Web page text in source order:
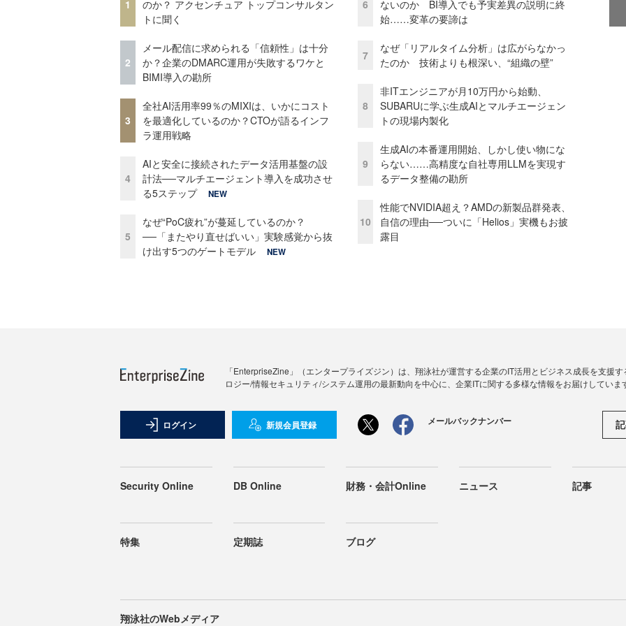
1
のか？ アクセンチュア トップコンサルタン
トに聞く
2
メール配信に求められる「信頼性」は十分
か？企業のDMARC運用が失敗するワケと
BIMI導入の勘所
3
全社AI活用率99％のMIXIは、いかにコスト
を最適化しているのか？CTOが語るインフ
ラ運用戦略
4
AIと安全に接続されたデータ活用基盤の設
計法──マルチエージェント導入を成功させ
る5ステップ
NEW
5
なぜ“PoC疲れ”が蔓延しているのか？
──「またやり直せばいい」実験感覚から抜
け出す5つのゲートモデル
NEW
6
ないのか BI導入でも予実差異の説明に終
始……変革の要諦は
7
なぜ「リアルタイム分析」は広がらなかっ
たのか 技術よりも根深い、“組織の壁”
8
非ITエンジニアが月10万円から始動、
SUBARUに学ぶ生成AIとマルチエージェン
トの現場内製化
9
生成AIの本番運用開始、しかし使い物にな
らない……高精度な自社専用LLMを実現す
るデータ整備の勘所
10
性能でNVIDIA超え？AMDの新製品群発表、
自信の理由──ついに「Helios」実機もお披
露目
「EnterpriseZine」（エンタープライズジン）は、翔泳社が運営する企業のIT活用とビジネス成長を支援
ロジー/情報セキュリティ/システム運用の最新動向を中心に、企業ITに関する多様な情報をお届けしていま
ログイン 新規会員登録 メールバックナンバー
Security Online DB Online 財務・会計Online ニュース 記事
特集 定期誌 ブログ
翔泳社のWebメディア